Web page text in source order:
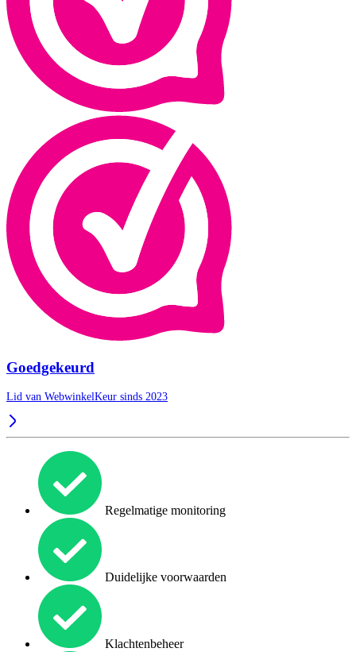
Goedgekeurd
Lid van WebwinkelKeur sinds 2023
Regelmatige monitoring
Duidelijke voorwaarden
Klachtenbeheer